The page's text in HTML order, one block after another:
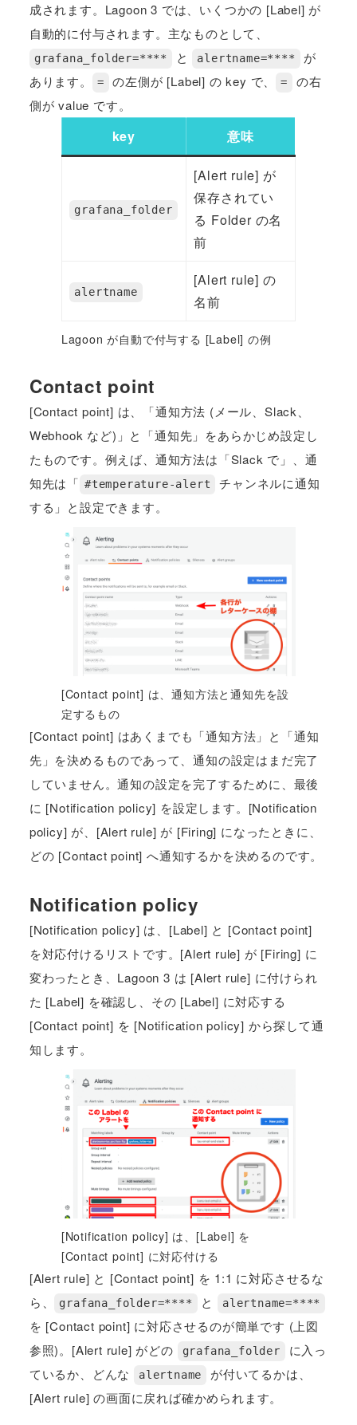
成されます。Lagoon 3 では、いくつかの [Label] が
自動的に付与されます。主なものとして、
grafana_folder=**** と alertname=****
が
あります。
= の左側が [Label] の key で、 =
の右
側が value です。
key 意味
grafana_folder
[Alert rule] が
保存されてい
る Folder の名
前
alertname
[Alert rule] の
名前
Lagoon が自動で付与する [Label] の例
Contact point
[Contact point] は、「通知方法 (メール、Slack、
Webhook など)」と「通知先」をあらかじめ設定し
たものです。例えば、通知方法は「Slack で」、通
知先は「 #temperature-alert
チャンネルに通知
する」と設定できます。
[Contact point] は、通知方法と通知先を設
定するもの
[Contact point] はあくまでも「通知方法」と「通知
先」を決めるものであって、通知の設定はまだ完了
していません。通知の設定を完了するために、最後
に [Notification policy] を設定します。[Notification
policy] が、[Alert rule] が [Firing] になったときに、
どの [Contact point] へ通知するかを決めるのです。
Notification policy
[Notification policy] は、[Label] と [Contact point]
を対応付けるリストです。[Alert rule] が [Firing] に
変わったとき、Lagoon 3 は [Alert rule] に付けられ
た [Label] を確認し、その [Label] に対応する
[Contact point] を [Notification policy] から探して通
知します。
[Notification policy] は、[Label] を
[Contact point] に対応付ける
[Alert rule] と [Contact point] を 1:1 に対応させるな
ら、
grafana_folder=**** と alertname=****
を [Contact point] に対応させるのが簡単です (上図
参照)。[Alert rule] がどの
grafana_folder
に入っ
ているか、どんな
alertname
が付いてるかは、
[Alert rule] の画面に戻れば確かめられます。